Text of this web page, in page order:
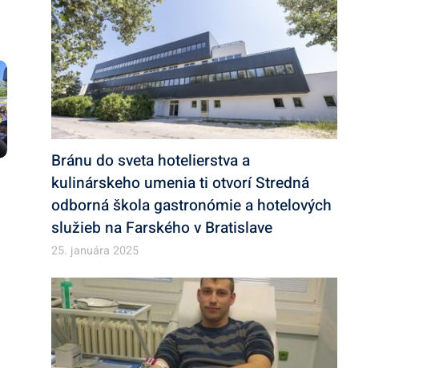
Bránu do sveta hotelierstva a
kulinárskeho umenia ti otvorí Stredná
odborná škola gastronómie a hotelových
služieb na Farského v Bratislave
25. januára 2025